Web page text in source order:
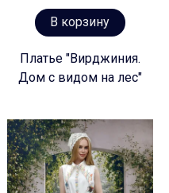
В корзину
Платье "Вирджиния.
Дом с видом на лес"